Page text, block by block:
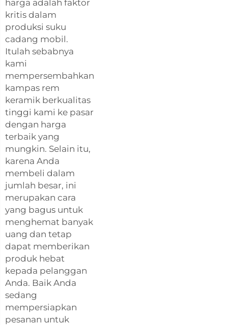
harga adalah faktor
kritis dalam
produksi suku
cadang mobil.
Itulah sebabnya
kami
mempersembahkan
kampas rem
keramik berkualitas
tinggi kami ke pasar
dengan harga
terbaik yang
mungkin. Selain itu,
karena Anda
membeli dalam
jumlah besar, ini
merupakan cara
yang bagus untuk
menghemat banyak
uang dan tetap
dapat memberikan
produk hebat
kepada pelanggan
Anda. Baik Anda
sedang
mempersiapkan
pesanan untuk